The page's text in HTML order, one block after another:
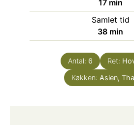
17minutter
min
Samlet tid
38minutter
min
Antal: 6 Ret:
Køkken: Asien,